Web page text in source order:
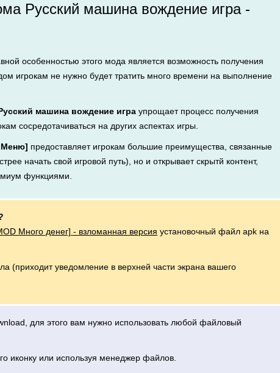
Русский машина вождение игра -
особенностью этого мода является возможность получения
игрокам не нужно будет тратить много времени на выполнение
машина вождение игра упрощает процесс получения
сосредотачиваться на других аспектах игры.
Меню] предоставляет игрокам большие преимущества, связанные
начать свой игровой путь), но и открывает скрытй контент,
функциями.
Много денег] - взломанная версия установочный файл apk на
(приходит уведомление в верхней части экрана вашего
для этого вам нужно использовать любой файловый
иконку или используя менеджер файлов.